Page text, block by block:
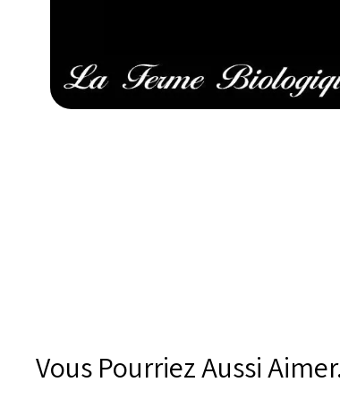
Vous Pourriez Aussi